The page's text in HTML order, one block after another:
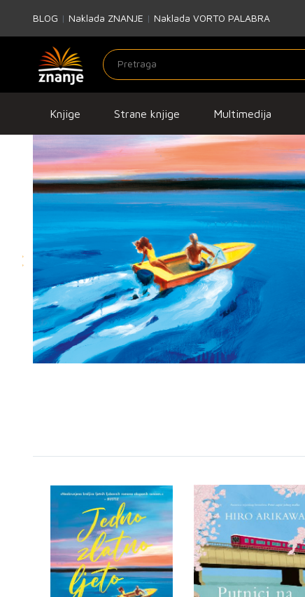
BLOG | Naklada ZNANJE | Naklada VORTO PALABRA
Knjige Strane knjige Multimedija
Previous